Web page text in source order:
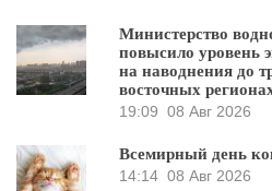
Министерство
повысило уровень
на наводнения до
восточных
19:09 08 Авг 2026
Всемирный день
14:14 08 Авг 2026